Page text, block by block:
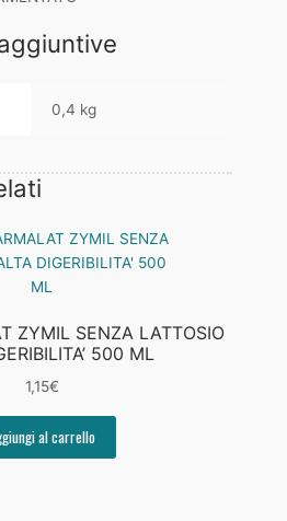
0,4 kg
ZYMIL SENZA LATTOSIO
500 ML
1,15€
al carrello